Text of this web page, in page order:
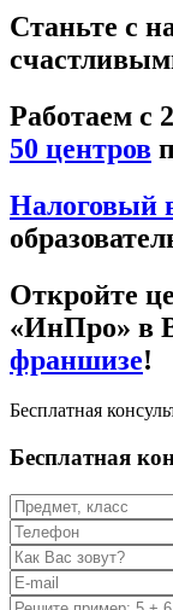
Станьте с
Работаем с
50 центров
Налоговый
Откройте
«ИнПро» в
франшизе!
Бесплатная
Бесплатная